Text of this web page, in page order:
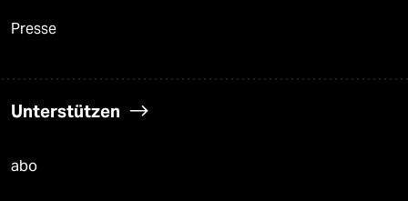
Presse
Unterstützen
abo